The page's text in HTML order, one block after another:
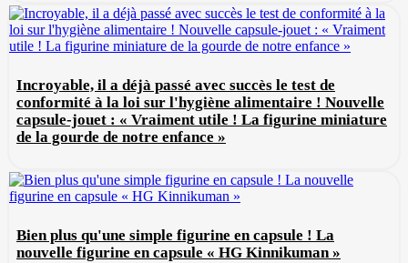
Incroyable, il a déjà passé avec succès le test de
conformité à la loi sur l'hygiène alimentaire ! Nouvelle
capsule-jouet : « Vraiment utile ! La figurine miniature
de la gourde de notre enfance »
Bien plus qu'une simple figurine en capsule ! La
nouvelle figurine en capsule « HG Kinnikuman »